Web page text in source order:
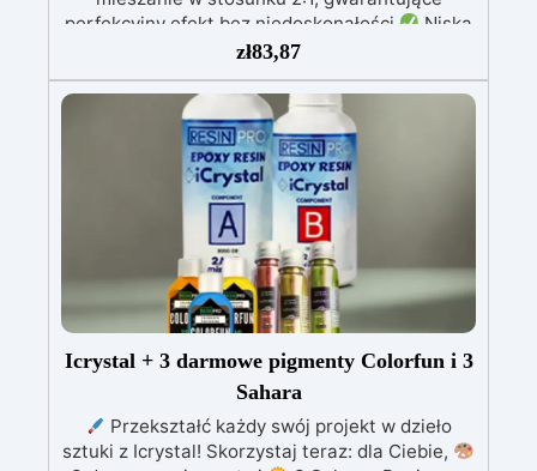
perfekcyjny efekt bez niedoskonałości
Niska
lepkość: Zapewnia odlewy bez pęcherzyków,
kompatybilna z drewnem, silikonem, szkłem,
metalem i innymi materiałami
Bezpieczna po
utwardzeniu: Nietoksyczna, bezpieczna dla
skóry, wolna od BPA i rozpuszczalników (VOC
Błyszcząca i samopoziomująca: Z
filtrami UV przeciw żółknięciu dla trwałego i
lśniącego wykończenia
zł83,87
Icrystal + 3 darmowe pigmenty Colorfun i 3
Sahara
Przekształć każdy swój projekt w dzieło
sztuki z Icrystal! Skorzystaj teraz: dla Ciebie,